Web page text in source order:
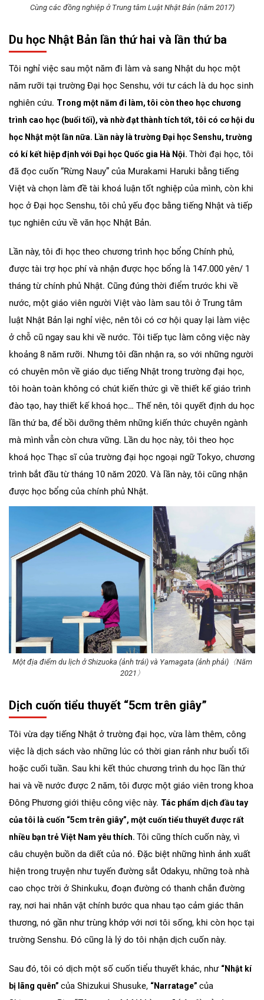
Cùng các đồng nghiệp ở Trung tâm Luật Nhật Bản (năm 2017)
Du học Nhật Bản lần thứ hai và lần thứ ba
Tôi nghỉ việc sau một năm đi làm và sang Nhật du học một
năm rưỡi tại trường Đại học Senshu, với tư cách là du học sinh
nghiên cứu. Trong một năm đi làm, tôi còn theo học chương
trình cao học (buổi tối), và nhờ đạt thành tích tốt, tôi có cơ hội du
học Nhật một lần nữa. Lần này là trường Đại học Senshu, trường
có kí kết hiệp định với Đại học Quốc gia Hà Nội. Thời đại học, tôi
đã đọc cuốn “Rừng Nauy” của Murakami Haruki bằng tiếng
Việt và chọn làm đề tài khoá luận tốt nghiệp của mình, còn khi
học ở Đại học Senshu, tôi chủ yếu đọc bằng tiếng Nhật và tiếp
tục nghiên cứu về văn học Nhật Bản.
Lần này, tôi đi học theo chương trình học bổng Chính phủ,
được tài trợ học phí và nhận được học bổng là 147.000 yên/ 1
tháng từ chính phủ Nhật. Cũng đúng thời điểm trước khi về
nước, một giáo viên người Việt vào làm sau tôi ở Trung tâm
luật Nhật Bản lại nghỉ việc, nên tôi có cơ hội quay lại làm việc
ở chỗ cũ ngay sau khi về nước. Tôi tiếp tục làm công việc này
khoảng 8 năm rưỡi. Nhưng tôi dần nhận ra, so với những người
có chuyên môn về giáo dục tiếng Nhật trong trường đại học,
tôi hoàn toàn không có chút kiến thức gì về thiết kế giáo trình
đào tạo, hay thiết kế khoá học… Thế nên, tôi quyết định du học
lần thứ ba, để bồi dưỡng thêm những kiến thức chuyên ngành
mà mình vẫn còn chưa vững. Lần du học này, tôi theo học
khoá học Thạc sĩ của trường đại học ngoại ngữ Tokyo, chương
trình bắt đầu từ tháng 10 năm 2020. Và lần này, tôi cũng nhận
được học bổng của chính phủ Nhật.
Một địa điểm du lịch ở Shizuoka (ảnh trái) và Yamagata (ảnh phải)〈Năm
2021〉
Dịch cuốn tiểu thuyết “5cm trên giây”
Tôi vừa dạy tiếng Nhật ở trường đại học, vừa làm thêm, công
việc là dịch sách vào những lúc có thời gian rảnh như buổi tối
hoặc cuối tuần. Sau khi kết thúc chương trình du học lần thứ
hai và về nước được 2 năm, tôi được một giáo viên trong khoa
Đông Phương giới thiệu công việc này. Tác phẩm dịch đầu tay
của tôi là cuốn “5cm trên giây”, một cuốn tiểu thuyết được rất
nhiều bạn trẻ Việt Nam yêu thích. Tôi cũng thích cuốn này, vì
câu chuyện buồn da diết của nó. Đặc biệt những hình ảnh xuất
hiện trong truyện như tuyến đường sắt Odakyu, những toà nhà
cao chọc trời ở Shinkuku, đoạn đường có thanh chắn đường
ray, nơi hai nhân vật chính bước qua nhau tạo cảm giác thân
thương, nó gần như trùng khớp với nơi tôi sống, khi còn học tại
trường Senshu. Đó cũng là lý do tôi nhận dịch cuốn này.
Sau đó, tôi có dịch một số cuốn tiểu thuyết khác, như “Nhật kí
bị lãng quên” của Shizukui Shusuke, “Narratage” của